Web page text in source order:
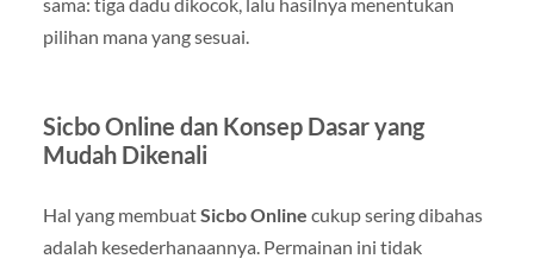
pilihan mana yang sesuai.
Sicbo Online dan Konsep Dasar yang
Mudah Dikenali
Hal yang membuatSicbo Online cukup sering dibahas
adalah kesederhanaannya. Permainan ini tidak